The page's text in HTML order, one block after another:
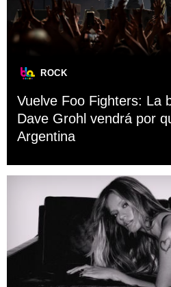
ROCK
Vuelve Foo Fighters: La
Dave Grohl vendrá por
Argentina